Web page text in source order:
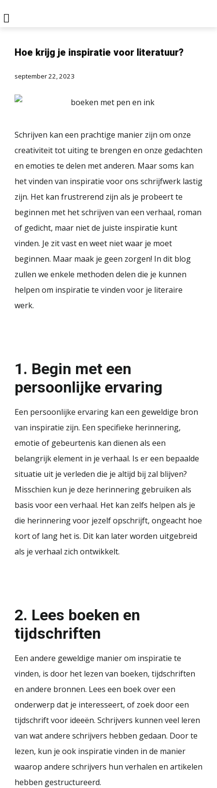
Hoe krijg je inspiratie voor literatuur?
september 22, 2023
Schrijven kan een prachtige manier zijn om onze
creativiteit tot uiting te brengen en onze gedachten
en emoties te delen met anderen. Maar soms kan
het vinden van inspiratie voor ons schrijfwerk lastig
zijn. Het kan frustrerend zijn als je probeert te
beginnen met het schrijven van een verhaal, roman
of gedicht, maar niet de juiste inspiratie kunt
vinden. Je zit vast en weet niet waar je moet
beginnen. Maar maak je geen zorgen! In dit blog
zullen we enkele methoden delen die je kunnen
helpen om inspiratie te vinden voor je literaire
werk.
1. Begin met een
persoonlijke ervaring
Een persoonlijke ervaring kan een geweldige bron
van inspiratie zijn. Een specifieke herinnering,
emotie of gebeurtenis kan dienen als een
belangrijk element in je verhaal. Is er een bepaalde
situatie uit je verleden die je altijd bij zal blijven?
Misschien kun je deze herinnering gebruiken als
basis voor een verhaal. Het kan zelfs helpen als je
die herinnering voor jezelf opschrijft, ongeacht hoe
kort of lang het is. Dit kan later worden uitgebreid
als je verhaal zich ontwikkelt.
2. Lees boeken en
tijdschriften
Een andere geweldige manier om inspiratie te
vinden, is door het lezen van boeken, tijdschriften
en andere bronnen. Lees een boek over een
onderwerp dat je interesseert, of zoek door een
tijdschrift voor ideeën. Schrijvers kunnen veel leren
van wat andere schrijvers hebben gedaan. Door te
lezen, kun je ook inspiratie vinden in de manier
waarop andere schrijvers hun verhalen en artikelen
hebben gestructureerd.